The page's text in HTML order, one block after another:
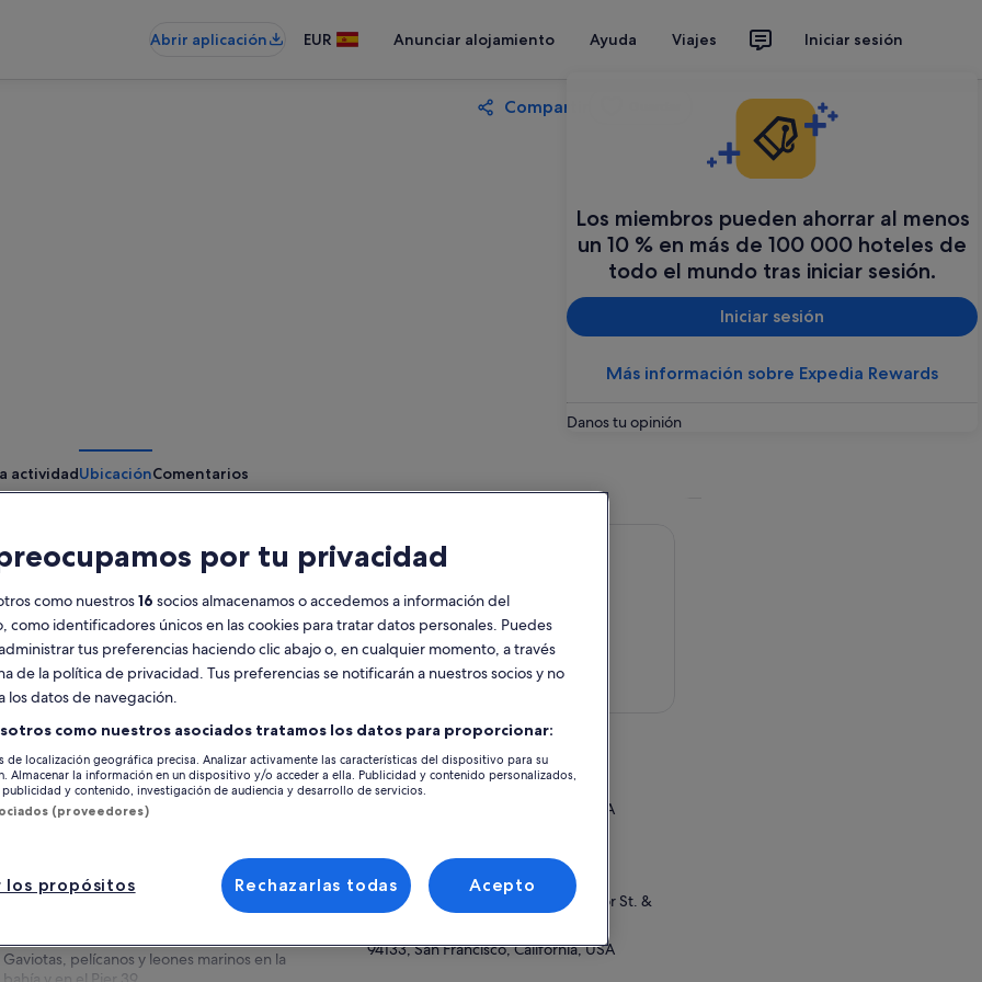
Abrir aplicación EUR Anunciar alojamiento Ayuda Viajes Iniciar sesión
Los miembros pueden ahorrar al menos
un 10 % en más de 100 000 hoteles de
todo el mundo tras iniciar sesión.
Iniciar sesión
Más información sobre Expedia Rewards
Danos tu opinión
Compartir
actividadUbicaciónComentarios
gratuita
disponible
1 h y 30 min
Vale móvil
Confirmación
instantánea
Varios idiomas
animales
Navega bajo los puentes Golden Gate y de la
Los lugares de interés incluyen Alcatraz,
Sausalito y Marin Headlands
Puntos de referencia de la ciudad como la
Gaviotas, pelícanos y leones marinos en la
Ubicación de la actividad
San Francisco Bay
94133, San Francisco, California, USA
Red and White Fleet box office
Pier 43 1/2, Fisherman's Wharf Taylor St. &
94133, San Francisco, California, USA
por tu privacidad
como nuestros16 socios almacenamos o accedemos a información del
como identificadores únicos en las cookies para tratar datos personales. Puedes
tus preferencias haciendo clic abajo o, en cualquier momento, a través
de la política de privacidad. Tus preferencias se notificarán a nuestros socios y no
los datos de navegación.
como nuestros asociados tratamos los datos para proporcionar:
de localización geográfica precisa. Analizar activamente las características del dispositivo para su
Almacenar la información en un dispositivo y/o acceder a ella. Publicidad y contenido personalizados,
y contenido, investigación de audiencia y desarrollo de servicios.
(proveedores)
los propósitos Rechazarlas todas Acepto